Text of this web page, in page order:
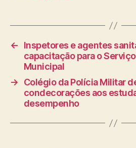
←
Inspetores e agentes
capacitação para o
Municipal
→
Colégio da Polícia Militar
condecorações aos
desempenho